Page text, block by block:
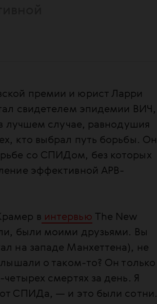
премии и юрист Ларри
свидетелем эпидемии ВИЧ,
лучшем случае, равнодушия
кто выбрал путь борьбы. Он
со СПИДом, без которых
эффективной APB-
в интервью The New
были моими друзьями. Вы
на западе Манхеттена), не
о таком-то? Он только
смертях за день. Я
от СПИДа, — и это были сотни.